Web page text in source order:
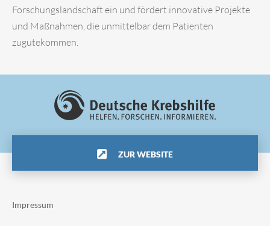
Forschungslandschaft ein und fördert innovative Projekte
und Maßnahmen, die unmittelbar dem Patienten
zugutekommen.
ZUR WEBSITE
Impressum